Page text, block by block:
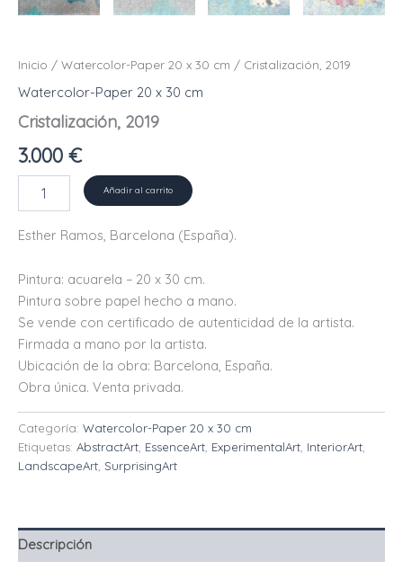
Inicio / Watercolor-Paper 20 x 30 cm / Cristalización, 2019
Watercolor-Paper 20 x 30 cm
Cristalización, 2019
3.000 €
Cristalización,
2019
Añadir al carrito
Esther Ramos, Barcelona (España).
Pintura: acuarela – 20 x 30 cm.
Pintura sobre papel hecho a mano.
Se vende con certificado de autenticidad de la artista.
Firmada a mano por la artista.
Ubicación de la obra: Barcelona, ​​España.
Obra única. Venta privada.
Categoría: Watercolor-Paper 20 x 30 cm
Etiquetas: AbstractArt EssenceArt ExperimentalArt InteriorArt
LandscapeArt SurprisingArt
Descripción